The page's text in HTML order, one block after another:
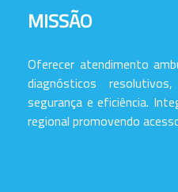
MISSÃO
Oferecer atendimento
diagnósticos
segurança e eficiência.
regional promovendo